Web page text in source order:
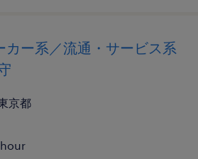
ー系／流通・サービス系
京都